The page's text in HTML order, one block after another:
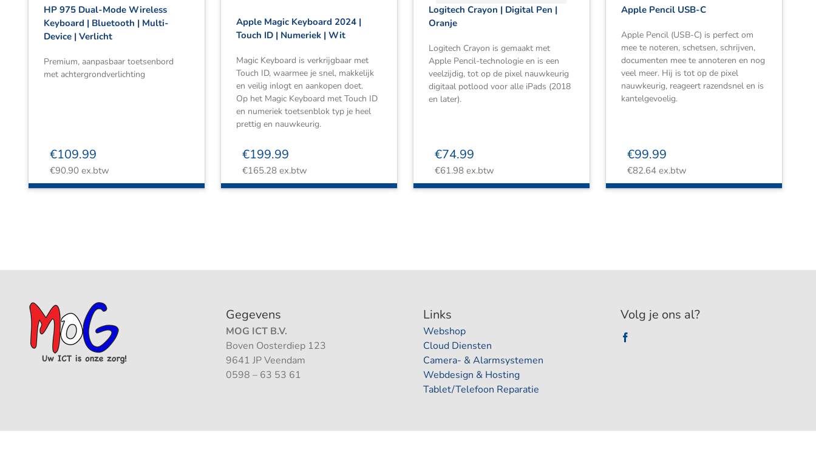
HP 975 Dual-Mode Wireless
Keyboard | Bluetooth | Multi-
Device | Verlicht
Premium, aanpasbaar toetsenbord
met achtergrondverlichting
€109.99
€90.90ex.btw
Apple Magic Keyboard 2024 |
Touch ID | Numeriek | Wit
Magic Keyboard is verkrijgbaar met
Touch ID, waarmee je snel, makkelijk
en veilig inlogt en aankopen doet.
Op het Magic Keyboard met Touch ID
en numeriek toetsenblok typ je heel
prettig en nauwkeurig.
€199.99
€165.28ex.btw
Logitech Crayon | Digital Pen |
Oranje
Logitech Crayon is gemaakt met
Apple Pencil-technologie en is een
veelzijdig, tot op de pixel nauwkeurig
digitaal potlood voor alle iPads (2018
en later).
€74.99
€61.98ex.btw
Apple Pencil USB-C
Apple Pencil (USB-C) is perfect om
mee te noteren, schetsen, schrijven,
documenten mee te annoteren en nog
veel meer. Hij is tot op de pixel
nauwkeurig, reageert razendsnel en is
kantelgevoelig.
€99.99
€82.64ex.btw
Gegevens
MOG ICT B.V.
Boven Oosterdiep 123
9641 JP Veendam
0598 – 63 53 61
Links
Webshop
Cloud Diensten
Camera- & Alarmsystemen
Webdesign & Hosting
Tablet/Telefoon Reparatie
Volg je ons al?